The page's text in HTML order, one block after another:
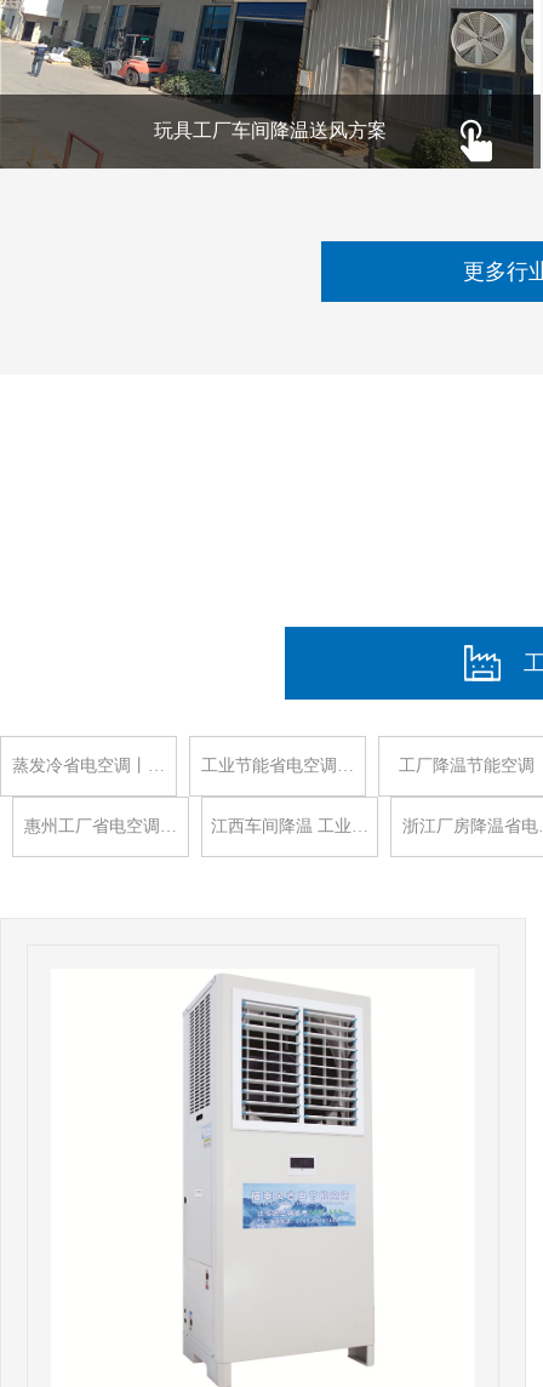
玩具工厂车间降温送风方案
更多行
蒸发冷省电空调丨… 工业节能省电空调… 工厂降温节能空调
惠州工厂省电空调… 江西车间降温 工业… 浙江厂房降温省